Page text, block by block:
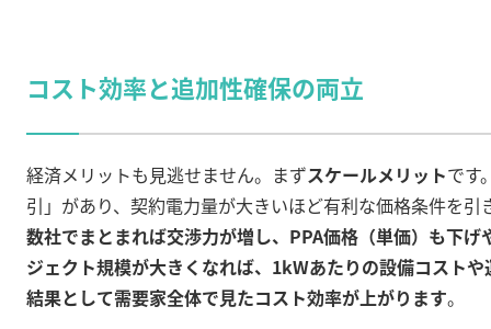
コスト効率と追加性確保の両立
経済メリットも見逃せません。まずスケールメリットです
引」があり、契約電力量が大きいほど有利な価格条件を引
数社でまとまれば交渉力が増し、PPA価格（単価）も下げ
ジェクト規模が大きくなれば、1kWあたりの設備コスト
結果として需要家全体で見たコスト効率が上がります。